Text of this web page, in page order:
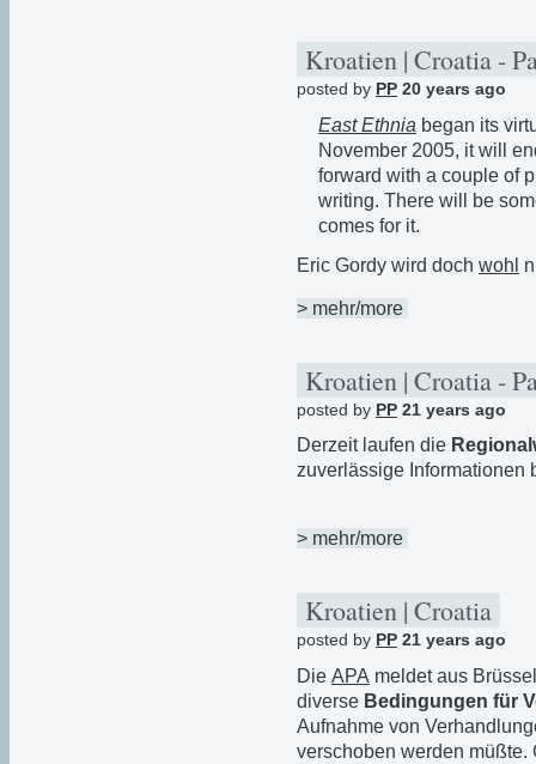
Kroatien | Croatia -
posted by PP 20 years ago
East Ethnia began its
November 2005, it will
forward with a couple of
writing. There will be
comes for it.
Eric Gordy wird doch wohl
> mehr/more
Kroatien | Croatia -
posted by PP 21 years ago
Derzeit laufen die
zuverlässige Informationen
> mehr/more
Kroatien | Croatia
posted by PP 21 years ago
Die APA meldet aus
diverse Bedingungen für
Aufnahme von
verschoben werden müßte.